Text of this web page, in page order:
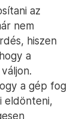
az
nem
hiszen
a
a gép fog
eldönteni,